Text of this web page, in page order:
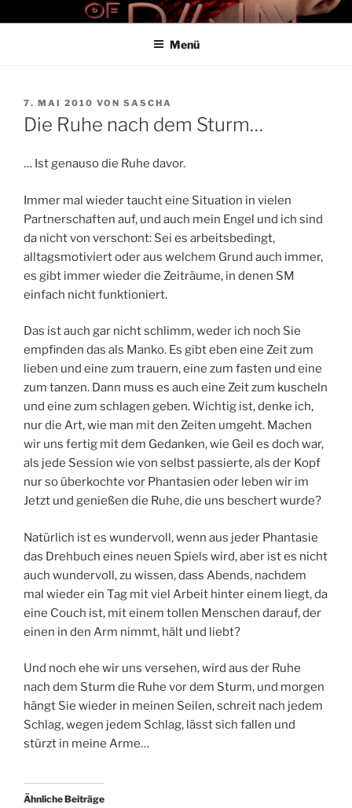
InhaltTHE ART OF PAIN
Der Blog für BDSM und Kinky Lifestyle
Menü
VERÖFFENTLICHT
AM
7. MAI 2010 VON SASCHA
Die Ruhe nach dem Sturm…
… Ist genauso die Ruhe davor.
Immer mal wieder taucht eine Situation in vielen
Partnerschaften auf, und auch mein Engel und ich sind
da nicht von verschont: Sei es arbeitsbedingt,
alltagsmotiviert oder aus welchem Grund auch immer,
es gibt immer wieder die Zeiträume, in denen SM
einfach nicht funktioniert.
Das ist auch gar nicht schlimm, weder ich noch Sie
empfinden das als Manko. Es gibt eben eine Zeit zum
lieben und eine zum trauern, eine zum fasten und eine
zum tanzen. Dann muss es auch eine Zeit zum kuscheln
und eine zum schlagen geben. Wichtig ist, denke ich,
nur die Art, wie man mit den Zeiten umgeht. Machen
wir uns fertig mit dem Gedanken, wie Geil es doch war,
als jede Session wie von selbst passierte, als der Kopf
nur so überkochte vor Phantasien oder leben wir im
Jetzt und genießen die Ruhe, die uns beschert wurde?
Natürlich ist es wundervoll, wenn aus jeder Phantasie
das Drehbuch eines neuen Spiels wird, aber ist es nicht
auch wundervoll, zu wissen, dass Abends, nachdem
mal wieder ein Tag mit viel Arbeit hinter einem liegt, da
eine Couch ist, mit einem tollen Menschen darauf, der
einen in den Arm nimmt, hält und liebt?
Und noch ehe wir uns versehen, wird aus der Ruhe
nach dem Sturm die Ruhe vor dem Sturm, und morgen
hängt Sie wieder in meinen Seilen, schreit nach jedem
Schlag, wegen jedem Schlag, lässt sich fallen und
stürzt in meine Arme…
Ähnliche Beiträge